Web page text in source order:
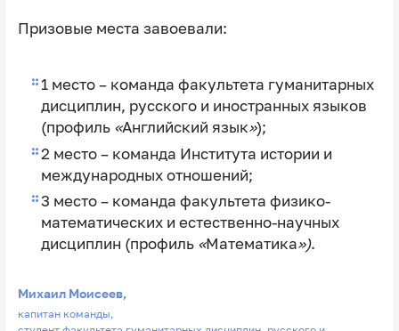
Призовые места завоевали:
1 место – команда факультета гуманитарных
дисциплин, русского и иностранных языков
(профиль «Английский язык»);
2 место – команда Института истории и
международных отношений;
3 место – команда факультета физико-
математических и естественно-научных
дисциплин (профиль «Математика»).
Михаил Моисеев,
капитан команды,